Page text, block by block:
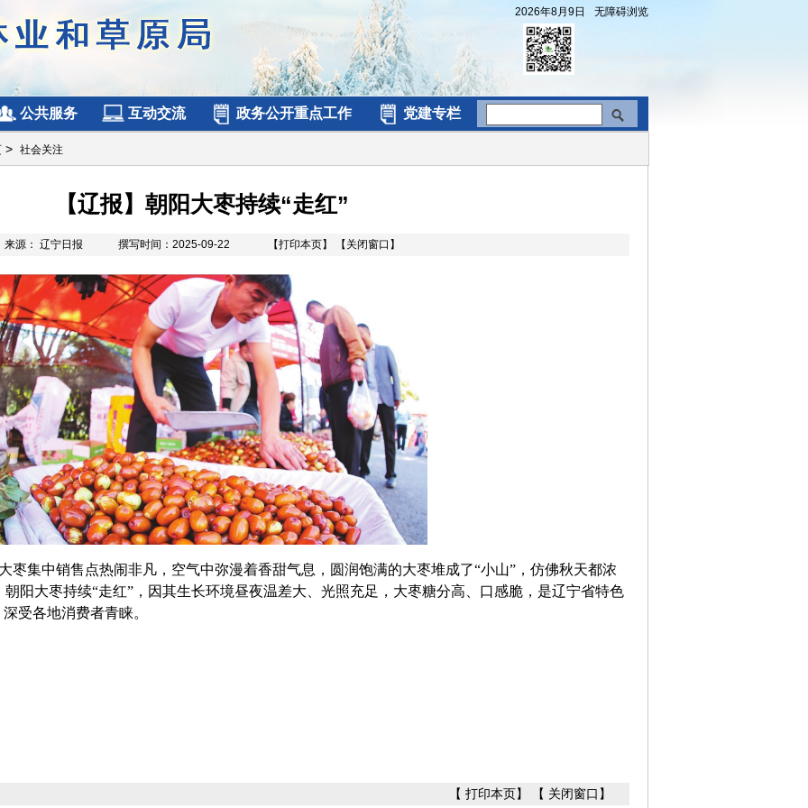
无障碍浏览
2026年8月9日
公共服务 互动交流 政务公开重点工作 党建专栏
> 社会关注
【辽报】朝阳大枣持续“走红”
来源： 辽宁日报 撰写时间：2025-09-22 【打印本页】 【关闭窗口】
中销售点热闹非凡，空气中弥漫着香甜气息，圆润饱满的大枣堆成了“小山”，仿佛秋天都浓
阳大枣持续“走红”，因其生长环境昼夜温差大、光照充足，大枣糖分高、口感脆，是辽宁省特色
受各地消费者青睐。
【 打印本页】 【 关闭窗口 】